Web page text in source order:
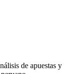
de apuestas y